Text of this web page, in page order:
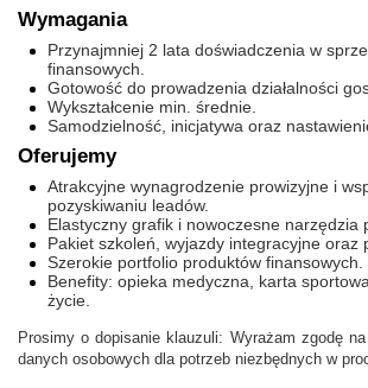
Wymagania
Przynajmniej 2 lata doświadczenia w
finansowych.
Gotowość do prowadzenia działalności
Wykształcenie min. średnie.
Samodzielność, inicjatywa oraz
Oferujemy
Atrakcyjne wynagrodzenie prowizyjne i
pozyskiwaniu leadów.
Elastyczny grafik i nowoczesne narzędzia
Pakiet szkoleń, wyjazdy integracyjne oraz
Szerokie portfolio produktów finansowych.
Benefity: opieka medyczna, karta
życie.
Prosimy o dopisanie klauzuli: Wyrażam zgodę
danych osobowych dla potrzeb niezbędnych w